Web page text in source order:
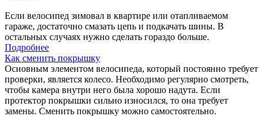
Если велосипед зимовал в квартире или отапливаемом
гараже, достаточно смазать цепь и подкачать шины. В
остальных случаях нужно сделать гораздо больше.
Подробнее
Как сменить покрышку
Основным элементом велосипеда, который постоянно требует
проверки, является колесо. Необходимо регулярно смотреть,
чтобы камера внутри него была хорошо надута. Если
протектор покрышки сильно износился, то она требует
замены. Сменить покрышку можно самостоятельно.